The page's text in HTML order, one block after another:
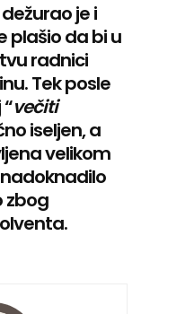
je i
plašio da bi u
radnici
Tek posle
večiti
iseljen, a
velikom
zbog